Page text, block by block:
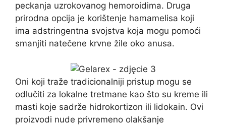
peckanja uzrokovanog hemoroidima. Druga
prirodna opcija je korištenje hamamelisa koji
ima adstringentna svojstva koja mogu pomoći
smanjiti natečene krvne žile oko anusa.
Oni koji traže tradicionalniji pristup mogu se
odlučiti za lokalne tretmane kao što su kreme ili
masti koje sadrže hidrokortizon ili lidokain. Ovi
proizvodi nude privremeno olakšanje